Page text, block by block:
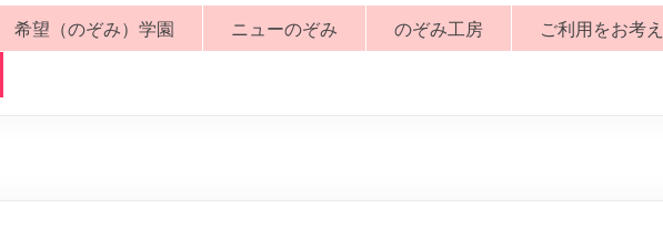
希望（のぞみ）学園 ニューのぞみ のぞみ工房 ご利用をお考